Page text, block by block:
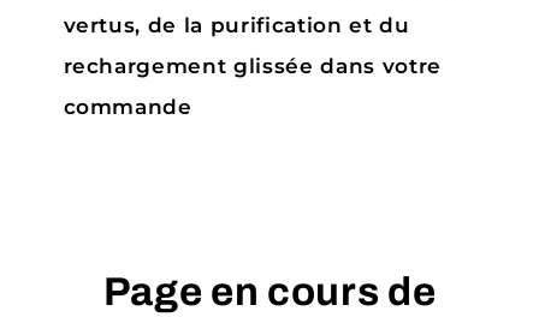
vertus, de la purification et du
rechargement glissée dans votre
commande
Page en cours de